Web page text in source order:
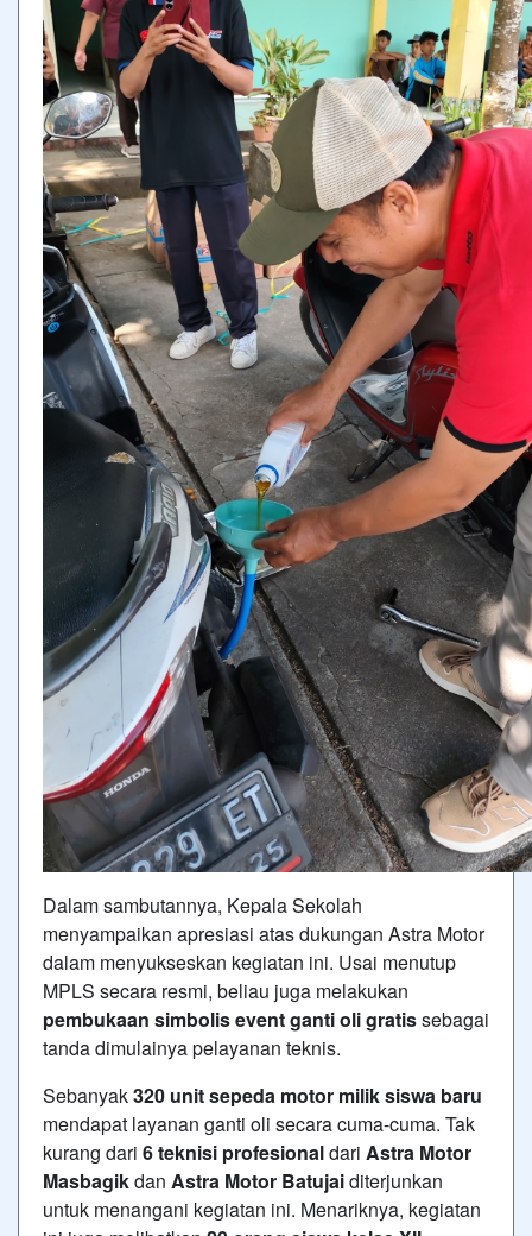
Dalam sambutannya, Kepala Sekolah
menyampaikan apresiasi atas dukungan Astra Motor
dalam menyukseskan kegiatan ini. Usai menutup
MPLS secara resmi, beliau juga melakukan
pembukaan simbolis event ganti oli gratissebagai
tanda dimulainya pelayanan teknis.
Sebanyak320 unit sepeda motor milik siswa baru
mendapat layanan ganti oli secara cuma-cuma. Tak
kurang dari 6 teknisi profesionaldari Astra Motor
Masbagikdan Astra Motor Batujaiditerjunkan
untuk menangani kegiatan ini. Menariknya, kegiatan